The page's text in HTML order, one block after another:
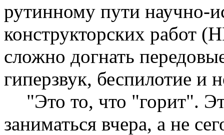
рутинному пути научно-
конструкторских работ
сложно догнать
гиперзвук, беспилотие и
"Это то, что "горит".
заниматься вчера, а не